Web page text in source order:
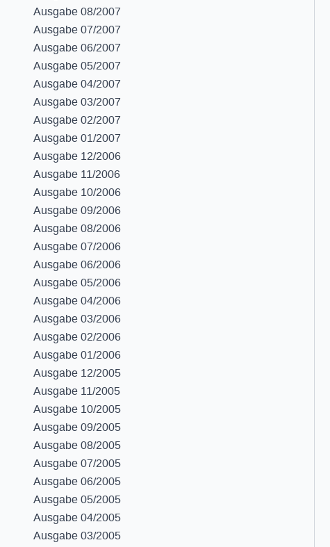
Ausgabe 08/2007
Ausgabe 07/2007
Ausgabe 06/2007
Ausgabe 05/2007
Ausgabe 04/2007
Ausgabe 03/2007
Ausgabe 02/2007
Ausgabe 01/2007
Ausgabe 12/2006
Ausgabe 11/2006
Ausgabe 10/2006
Ausgabe 09/2006
Ausgabe 08/2006
Ausgabe 07/2006
Ausgabe 06/2006
Ausgabe 05/2006
Ausgabe 04/2006
Ausgabe 03/2006
Ausgabe 02/2006
Ausgabe 01/2006
Ausgabe 12/2005
Ausgabe 11/2005
Ausgabe 10/2005
Ausgabe 09/2005
Ausgabe 08/2005
Ausgabe 07/2005
Ausgabe 06/2005
Ausgabe 05/2005
Ausgabe 04/2005
Ausgabe 03/2005